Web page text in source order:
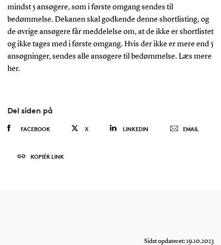
mindst 5 ansøgere, som i første omgang sendes til
bedømmelse. Dekanen skal godkende denne shortlisting, og
de øvrige ansøgere får meddelelse om, at de ikke er shortlistet
og ikke tages med i første omgang. Hvis der ikke er mere end 5
ansøgninger, sendes alle ansøgere til bedømmelse. Læs mere
her.
Del siden på
FACEBOOK X LINKEDIN EMAIL
KOPIÉR LINK
Sidst opdateret: 19.10.2023